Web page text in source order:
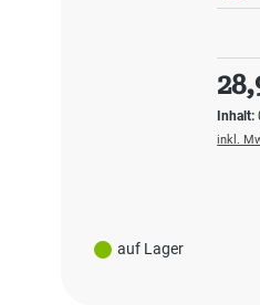
auf Lager
Inhalt:
inkl.